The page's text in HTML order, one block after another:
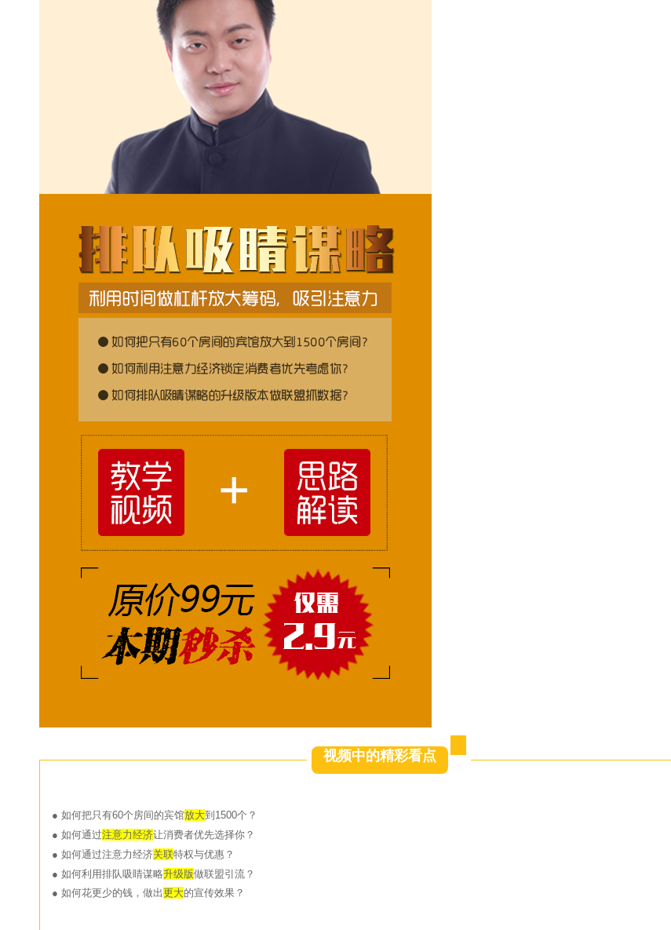
视频中的精彩看点
● 如何把只有60个房间的宾馆放大到1500个 ？
● 如何通过注意力经济让消费者优先选择你 ？
● 如何通过注意力经济关联特权与优惠 ？
● 如何利用排队吸睛谋略升级版做联盟引流 ？
● 如何花更少的钱，做出更大的宣传效果 ？